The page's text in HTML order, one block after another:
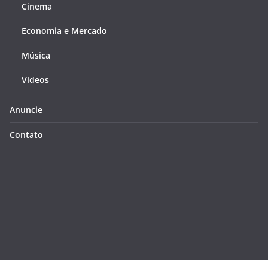
Cinema
Economia e Mercado
Música
Videos
Anuncie
Contato